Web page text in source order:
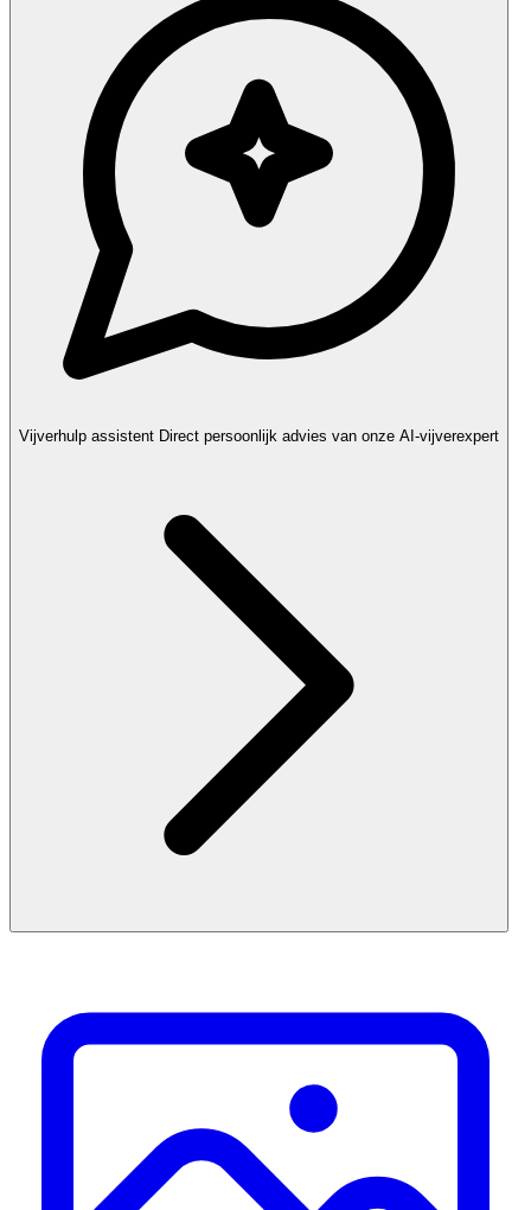
Vijverhulp assistent Direct persoonlijk advies van onze AI-vijverexpert